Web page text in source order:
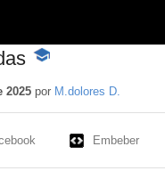
-
educativo
2025por M.dolores D.
Embeber